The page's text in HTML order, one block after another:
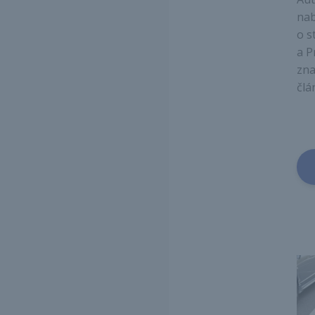
o
a